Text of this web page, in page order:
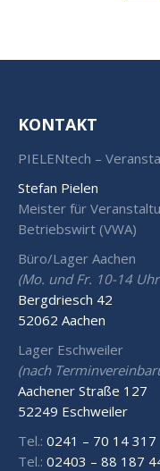
KONTAKT
PIELENtech –
Stefan Pielen
Meister für
Betriebswirt (VWA)
Büro/Lager Aachen
(Mo. und Fr. 10-14
Bergdriesch 42
52062 Aachen
Lager Eschweiler
(nach
Aachener Straße 127
52249 Eschweiler
Tel.: 0241 – 70 14 317
Tel.: 02403 – 88 187